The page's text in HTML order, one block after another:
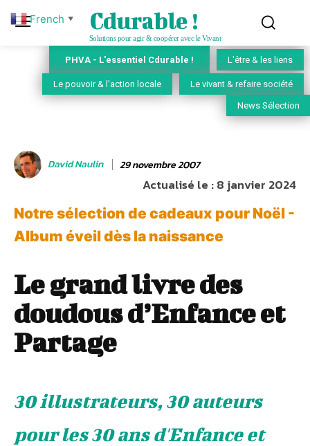
Cdurable !
Solutions pour agir & coopérer avec le Vivant
PHVA - L'essentiel Cdurable ! L'être & les liens
Le pouvoir & l'action locale Le vivant & refaire société
News Sélection
David Naulin 29 novembre 2007
Actualisé le :8 janvier 2024
Notre sélection de cadeaux pour Noël -
Album éveil dès la naissance
Le grand livre des
doudous d’Enfance et
Partage
30 illustrateurs, 30 auteurs
pour les 30 ans d'Enfance et
French ▼